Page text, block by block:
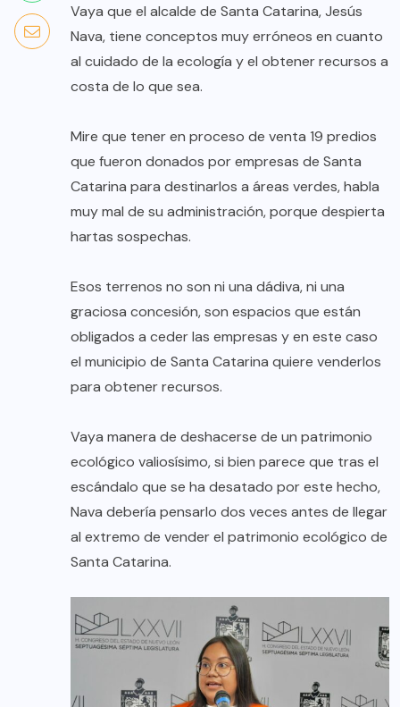
Vaya que el alcalde de Santa Catarina, Jesús
Nava, tiene conceptos muy erróneos en cuanto
al cuidado de la ecología y el obtener recursos a
costa de lo que sea.
Mire que tener en proceso de venta 19 predios
que fueron donados por empresas de Santa
Catarina para destinarlos a áreas verdes, habla
muy mal de su administración, porque despierta
hartas sospechas.
Esos terrenos no son ni una dádiva, ni una
graciosa concesión, son espacios que están
obligados a ceder las empresas y en este caso
el municipio de Santa Catarina quiere venderlos
para obtener recursos.
Vaya manera de deshacerse de un patrimonio
ecológico valiosísimo, si bien parece que tras el
escándalo que se ha desatado por este hecho,
Nava debería pensarlo dos veces antes de llegar
al extremo de vender el patrimonio ecológico de
Santa Catarina.